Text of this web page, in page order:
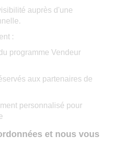
auprès d'une
:
programme Vendeur
aux partenaires de
personnalisé pour
et nous vous